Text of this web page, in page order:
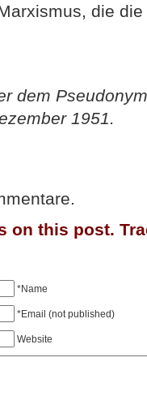
die
dem
1951.
on this post.
*Name
*Email (not published)
Website